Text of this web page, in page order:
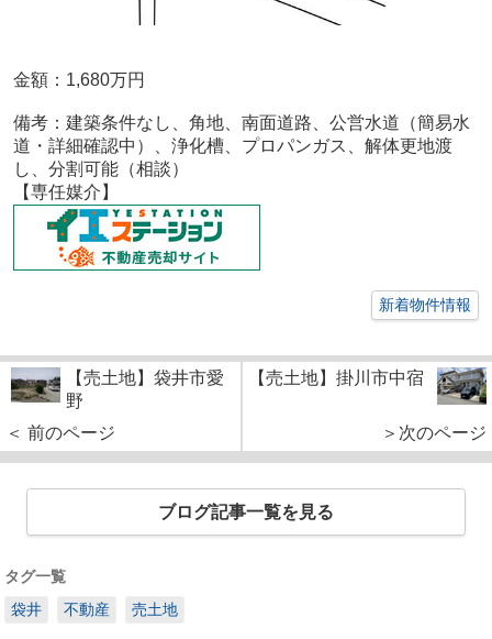
金額：1,680万円
備考： 建築条件なし、 角地、南面道路、公営水道（簡易水
道・詳細確認中）、浄化槽、プロパンガス、解体更地渡
し、分割可能（相談）
【専任媒介 】
新着物件情報
【売土地】袋井市愛
野
＜ 前のページ
【売土地】掛川市中宿
＞次のページ
ブログ記事一覧を見る
タグ一覧
袋井
不動産 売土地